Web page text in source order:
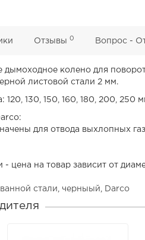
Отзывы 0 Вопрос -
дымоходное колено для
листовой стали 2 мм.
130, 150, 160, 180, 200, 250
для отвода выхлопных
- цена на товар зависит от
стали черныый Darco